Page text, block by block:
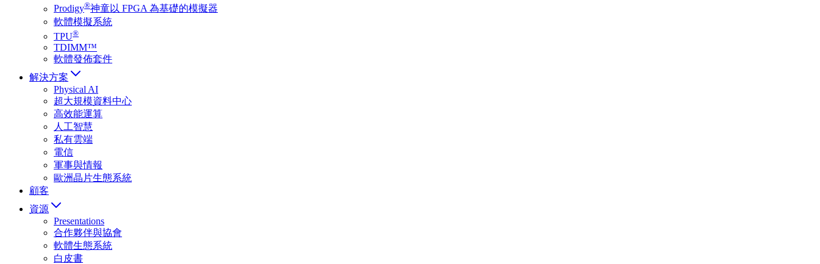
Prodigy®神童以 FPGA 為基礎的模擬器
軟體模擬系統
TPU®
TDIMM™
軟體發佈套件
解決方案
Physical AI
超大規模資料中心
高效能運算
人工智慧
私有雲端
電信
軍事與情報
歐洲晶片生態系統
顧客
資源
Presentations
合作夥伴與協會
軟體生態系統
白皮書